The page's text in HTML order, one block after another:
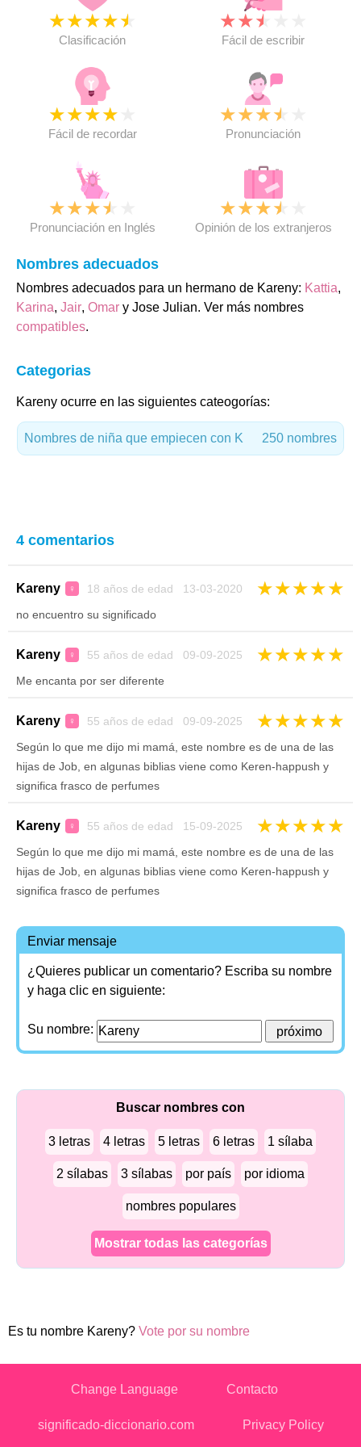
★★★★★
Clasificación
★★★
Fácil de escribir
★★★★
Fácil de recordar
★★★★
Pronunciación
★★★★
Pronunciación en Inglés
★★★★
Opinión de los extranjeros
Nombres adecuados
Nombres adecuados para un hermano de Kareny: Kattia,
Karina, Jair, Omar y Jose Julian. Ver más nombres
compatibles.
Categorias
Kareny ocurre en las siguientes cateogorías:
Nombres de niña que empiecen con K 250 nombres
4 comentarios
Kareny ♀ 18 años de edad 13-03-2020 ★★★★★
no encuentro su significado
Kareny ♀ 55 años de edad 09-09-2025 ★★★★★
Me encanta por ser diferente
Kareny ♀ 55 años de edad 09-09-2025 ★★★★★
Según lo que me dijo mi mamá, este nombre es de una de las
hijas de Job, en algunas biblias viene como Keren-happush y
significa frasco de perfumes
Kareny ♀ 55 años de edad 15-09-2025 ★★★★★
Según lo que me dijo mi mamá, este nombre es de una de las
hijas de Job, en algunas biblias viene como Keren-happush y
significa frasco de perfumes
Enviar mensaje
¿Quieres publicar un comentario? Escriba su nombre
y haga clic en siguiente:
Su nombre:
Buscar nombres con
3 letras 4 letras 5 letras 6 letras 1 sílaba
2 sílabas 3 sílabas por país por idioma
nombres populares
Mostrar todas las categorías
Es tu nombre Kareny? Vote por su nombre
Change Language Contacto
significado-diccionario.com Privacy Policy